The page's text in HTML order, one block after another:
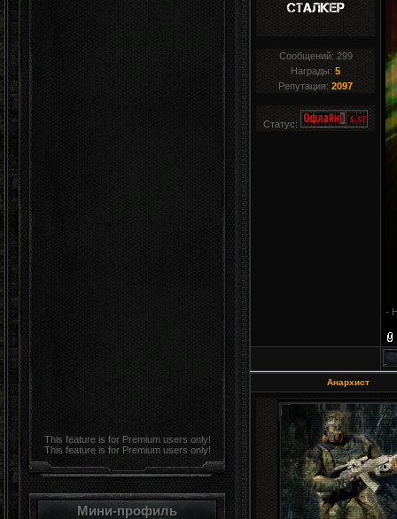
This feature is for Premium users only!
This feature is for Premium users only!
Мини-профиль
Сообщений: 299
Награды: 5
Репутация: 2097
Статус:
-
Анархист